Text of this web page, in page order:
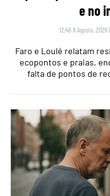
e no
12:46 8 Agosto, 2026 |
Faro e Loulé relatam
ecopontos e praias,
falta de pontos de